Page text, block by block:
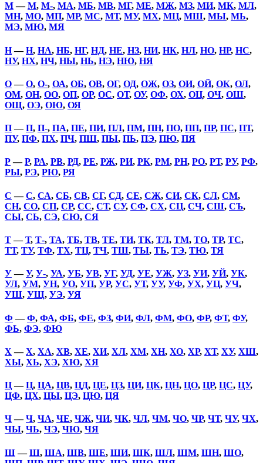
М—М, М-, МА, МБ, МВ, МГ, МЕ, МЖ, МЗ, МИ, МК, МЛ,
МН, МО, МП, МР, МС, МТ, МУ, МХ, МЦ, МШ, МЫ, МЬ,
МЭ, МЮ, МЯ
Н—Н, НА, НБ, НГ, НД, НЕ, НЗ, НИ, НК, НЛ, НО, НР, НС,
НУ, НХ, НЧ, НЫ, НЬ, НЭ, НЮ, НЯ
О—О, О-, ОА, ОБ, ОВ, ОГ, ОД, ОЖ, ОЗ, ОИ, ОЙ, ОК, ОЛ,
ОМ, ОН, ОО, ОП, ОР, ОС, ОТ, ОУ, ОФ, ОХ, ОЦ, ОЧ, ОШ,
ОЩ, ОЭ, ОЮ, ОЯ
П—П, П-, ПА, ПЕ, ПИ, ПЛ, ПМ, ПН, ПО, ПП, ПР, ПС, ПТ,
ПУ, ПФ, ПХ, ПЧ, ПШ, ПЫ, ПЬ, ПЭ, ПЮ, ПЯ
Р—Р, РА, РВ, РД, РЕ, РЖ, РИ, РК, РМ, РН, РО, РТ, РУ, РФ,
РЫ, РЭ, РЮ, РЯ
С —С, СА, СБ, СВ, СГ, СД, СЕ, СЖ, СИ, СК, СЛ, СМ,
СН, СО, СП, СР, СС, СТ, СУ, СФ, СХ, СЦ, СЧ, СШ, СЪ,
СЫ, СЬ, СЭ, СЮ, СЯ
Т—Т, Т-, ТА, ТБ, ТВ, ТЕ, ТИ, ТК, ТЛ, ТМ, ТО, ТР, ТС,
ТТ, ТУ, ТФ, ТХ, ТЦ, ТЧ, ТШ, ТЫ, ТЬ, ТЭ, ТЮ, ТЯ
У—У, У-, УА, УБ, УВ, УГ, УД, УЕ, УЖ, УЗ, УИ, УЙ, УК,
УЛ, УМ, УН, УО, УП, УР, УС, УТ, УУ, УФ, УХ, УЦ, УЧ,
УШ, УЩ, УЭ, УЯ
Ф —Ф, ФА, ФБ, ФЕ, ФЗ, ФИ, ФЛ, ФМ, ФО, ФР, ФТ, ФУ,
ФЬ, ФЭ, ФЮ
Х —Х, ХА, ХВ, ХЕ, ХИ, ХЛ, ХМ, ХН, ХО, ХР, ХТ, ХУ, ХШ,
ХЫ, ХЬ, ХЭ, ХЮ, ХЯ
Ц—Ц, ЦА, ЦВ, ЦД, ЦЕ, ЦЗ, ЦИ, ЦК, ЦН, ЦО, ЦР, ЦС, ЦУ,
ЦФ, ЦХ, ЦЫ, ЦЭ, ЦЮ, ЦЯ
Ч—Ч, ЧА, ЧЕ, ЧЖ, ЧИ, ЧК, ЧЛ, ЧМ, ЧО, ЧР, ЧТ, ЧУ, ЧХ,
ЧЫ, ЧЬ, ЧЭ, ЧЮ, ЧЯ
Ш—Ш, ША, ШВ, ШЕ, ШИ, ШК, ШЛ, ШМ, ШН, ШО,